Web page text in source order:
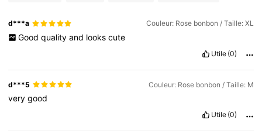
d***a Couleur: Rose bonbon / Taille: XL
Good quality and looks cute
Utile (0)
d***5 Couleur: Rose bonbon / Taille: M
verygood
Utile (0)